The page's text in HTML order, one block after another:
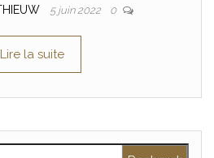
5 juin 2022 0
Lire la suite